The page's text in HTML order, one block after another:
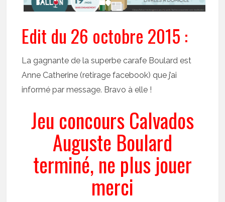
Edit du 26 octobre 2015 :
La gagnante de la superbe carafe Boulard est
Anne Catherine (retirage facebook) que j’ai
informé par message. Bravo à elle !
Jeu concours Calvados
Auguste Boulard
terminé, ne plus jouer
merci